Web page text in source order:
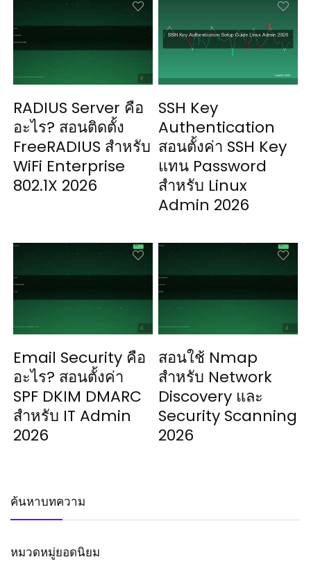
RADIUS Server คือ
อะไร? สอนติดตั้ง
FreeRADIUS สำหรับ
WiFi Enterprise
802.1X 2026
SSH Key
Authentication
สอนตั้งค่า SSH Key
แทน Password
สำหรับ Linux
Admin 2026
Email Security คือ
อะไร? สอนตั้งค่า
SPF DKIM DMARC
สำหรับ IT Admin
2026
สอนใช้ Nmap
สำหรับ Network
Discovery และ
Security Scanning
2026
ค้นหาบทความ
หมวดหมู่ยอดนิยม